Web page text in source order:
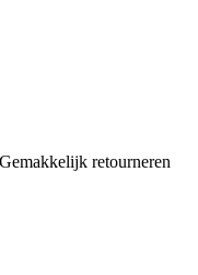
Gemakkelijk retourneren